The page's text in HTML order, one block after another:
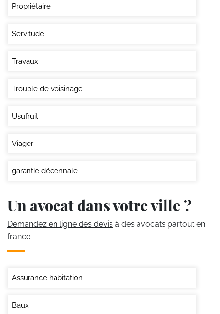
Propriétaire
Servitude
Travaux
Trouble de voisinage
Usufruit
Viager
garantie décennale
Un avocat dans votre ville ?
Demandez en ligne des devis à des avocats partout en
france
Assurance habitation
Baux